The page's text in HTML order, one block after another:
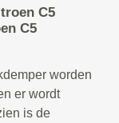
C5
C5
worden
er wordt
is de